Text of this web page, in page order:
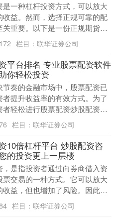
是一种杠杆投资方式，可以放大
收益。然而，选择正规可靠的配
关重要。以下是一份正规期货配
行，为您提供安全可靠的投资选
，免费....
172 栏目： 联华证券公司
平台排名 专业股票配资软件
你轻松投资
节奏的金融市场中，股票配资已
者提升收益率的有效方式。为了
者轻松进行股票配资炒股配资平
以下推荐几款专业股票配资软
设....
栏目： 联华证券公司
10倍杠杆平台 炒股配资咨
的投资更上一层楼
，是指投资者通过向券商借入资
票交易的一种方式。它可以放大
收益，但也增加了风险。因此股
倍杠杆平台，在进行炒股配资之
专业人....
栏目： 联华证券公司